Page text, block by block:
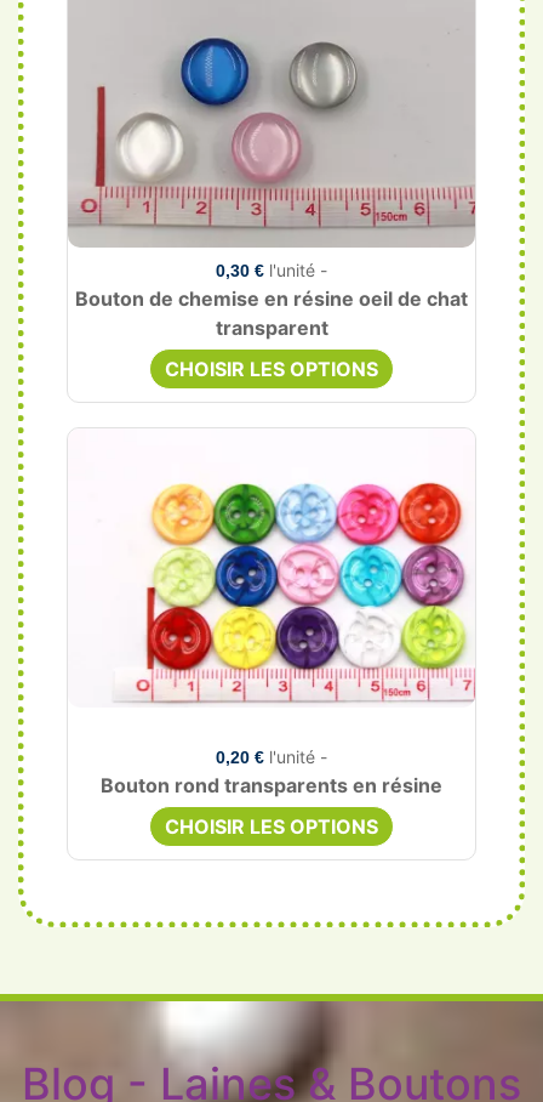
0,30 € l'unité -
Bouton de chemise en résine oeil de chat
transparent
CHOISIR LES OPTIONS
0,20 € l'unité -
Bouton rond transparents en résine
CHOISIR LES OPTIONS
Blog - Laines & Boutons